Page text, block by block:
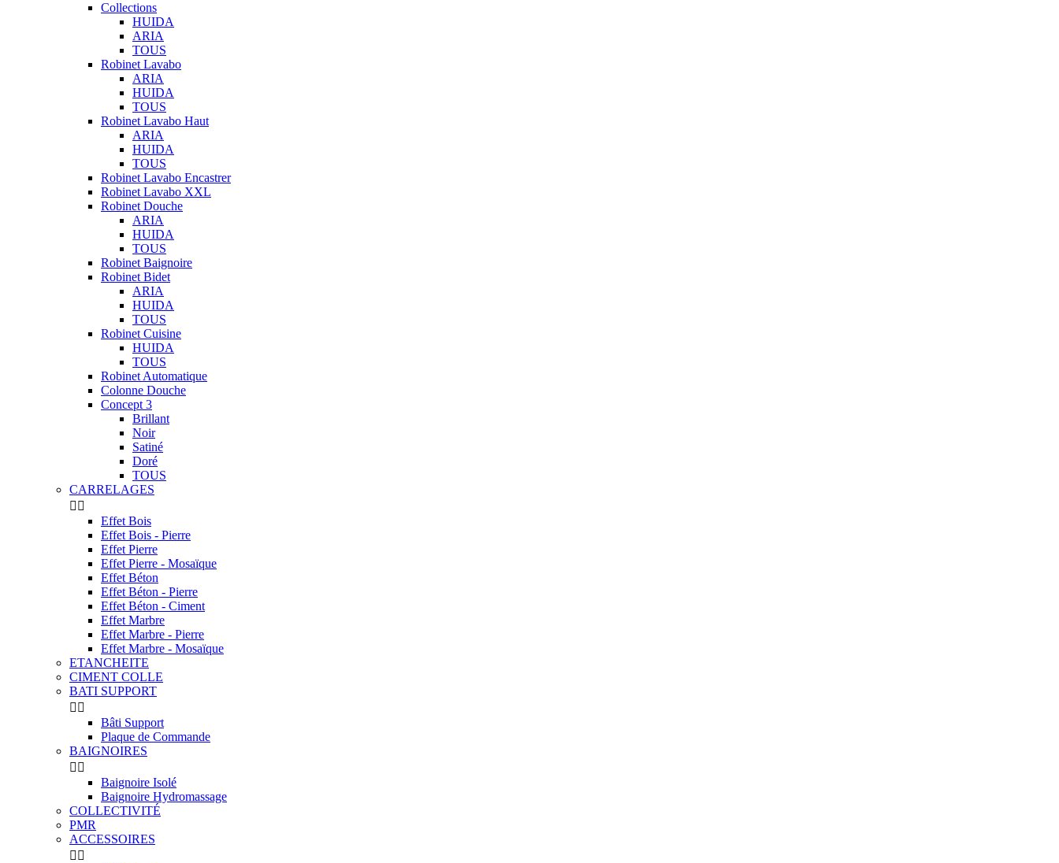
Collections
HUIDA
ARIA
TOUS
Robinet Lavabo
ARIA
HUIDA
TOUS
Robinet Lavabo Haut
ARIA
HUIDA
TOUS
Robinet Lavabo Encastrer
Robinet Lavabo XXL
Robinet Douche
ARIA
HUIDA
TOUS
Robinet Baignoire
Robinet Bidet
ARIA
HUIDA
TOUS
Robinet Cuisine
HUIDA
TOUS
Robinet Automatique
Colonne Douche
Concept 3
Brillant
Noir
Satiné
Doré
TOUS
CARRELAGES
 
Effet Bois
Effet Bois - Pierre
Effet Pierre
Effet Pierre - Mosaïque
Effet Béton
Effet Béton - Pierre
Effet Béton - Ciment
Effet Marbre
Effet Marbre - Pierre
Effet Marbre - Mosaïque
ETANCHEITE
CIMENT COLLE
BATI SUPPORT
 
Bâti Support
Plaque de Commande
BAIGNOIRES
 
Baignoire Isolé
Baignoire Hydromassage
COLLECTIVITÉ
PMR
ACCESSOIRES
 